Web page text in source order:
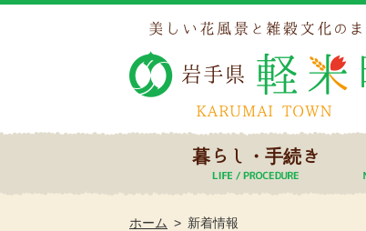
暮らし・手続き
ホーム 新着情報